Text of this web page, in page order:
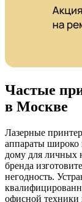
Частые
в Москве
Лазерные
аппараты широко
дому для личных
бренда
негодность.
офисной техники